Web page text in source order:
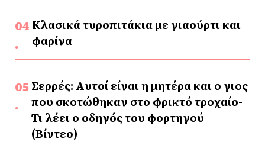
Κλασικά τυροπιτάκια με γιαούρτι και
φαρίνα
Σερρές: Αυτοί είναι η μητέρα και ο γιος
που σκοτώθηκαν στο φρικτό τροχαίο-
Τι λέει ο οδηγός του φορτηγού
(Βίντεο)